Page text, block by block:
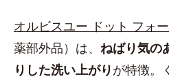
オルビスユー ドット フォ
薬部外品）は、 ねばり気の
りした洗い上がりが特徴。